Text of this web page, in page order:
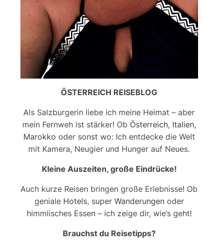
ÖSTERREICH REISEBLOG
Als Salzburgerin liebe ich meine Heimat – aber
mein Fernweh ist stärker! Ob Österreich, Italien,
Marokko oder sonst wo: Ich entdecke die Welt
mit Kamera, Neugier und Hunger auf Neues.
Kleine Auszeiten, große Eindrücke!
Auch kurze Reisen bringen große Erlebnisse! Ob
geniale Hotels, super Wanderungenoder
himmlisches Essen – ich zeige dir, wie’s geht!
Brauchst du Reisetipps?